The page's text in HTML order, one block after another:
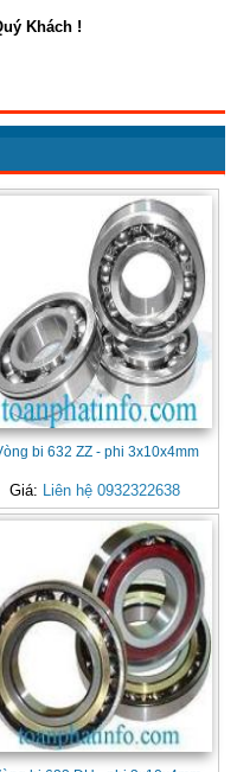
Khách !
bi 632 ZZ - phi 3x10x4mm
Giá: Liên hệ 0932322638